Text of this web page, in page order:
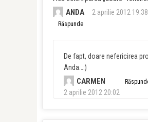
ANDA 2 aprilie 2012 19:38
Răspunde
De fapt, doare nefericirea
Anda…:)
CARMEN
2 aprilie 2012 20:02